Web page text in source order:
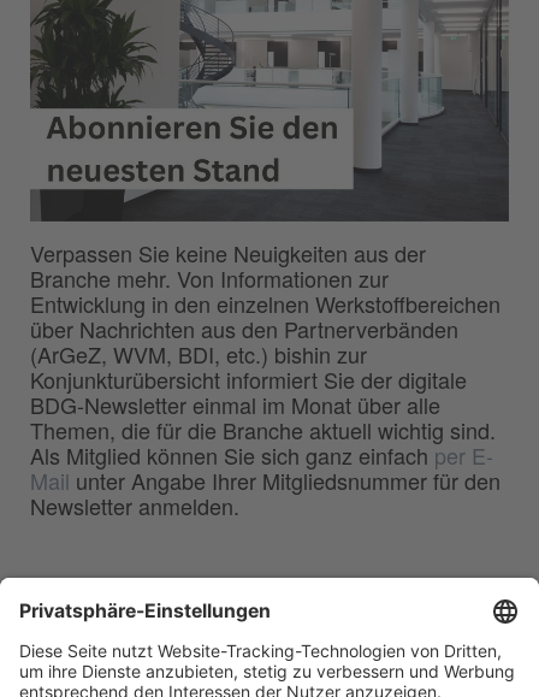
Verpassen Sie keine Neuigkeiten aus der
Branche mehr. Von Informationen zur
Entwicklung in den einzelnen Werkstoffbereichen
über Nachrichten aus den Partnerverbänden
(ArGeZ, WVM, BDI, etc.) bishin zur
Konjunkturübersicht informiert Sie der digitale
BDG-Newsletter einmal im Monat über alle
Themen, die für die Branche aktuell wichtig sind.
Als Mitglied können Sie sich ganz einfach per E-
Mail unter Angabe Ihrer Mitgliedsnummer für den
Newsletter anmelden.